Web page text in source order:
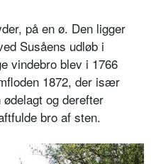
på en ø. Den ligger
Susåens udløb i
vindebro blev i 1766
1872, der især
og derefter
bro af sten.